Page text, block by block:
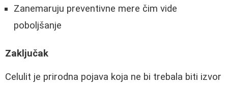
Zanemaruju preventivne mere čim vide
poboljšanje
Zaključak
Celulit je prirodna pojava koja ne bi trebala biti izvor